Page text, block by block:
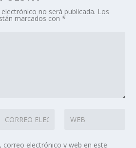
no será publicada. Los
marcados con*
correo electrónico y web en este